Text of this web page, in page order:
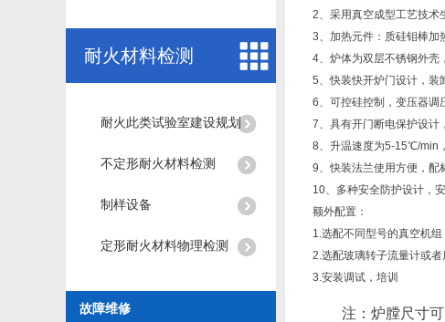
耐火材料检测
耐火此类试验室建设规划
不定形耐火材料检测
制样设备
定形耐火材料物理检测
故障维修
2、采用真空成型工艺技术
3、加热元件：质硅钼棒加
4、炉体为双层不锈钢外壳
5、快装快开炉门设计，装
6、可控硅控制，变压器调
7、具有开门断电保护设计
8、升温速度为5-15℃/min
9、快装法兰使用方便，配
10、多种安全防护设计，
额外配置：
1.选配不同型号的真空机组
2.选配玻璃转子流量计或
3.安装调试，培训
注：炉膛尺寸